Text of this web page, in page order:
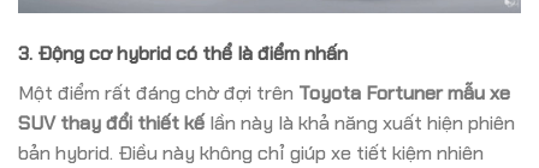
3. Động cơ hybrid có thể là điểm nhấn
Một điểm rất đáng chờ đợi trên Toyota Fortuner mẫu xe
SUV thay đổi thiết kế lần này là khả năng xuất hiện phiên
bản hybrid. Điều này không chỉ giúp xe tiết kiệm nhiên